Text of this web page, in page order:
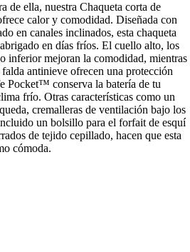
de ella, nuestra Chaqueta corta de
calor y comodidad. Diseñada con
en canales inclinados, esta chaqueta
en días fríos. El cuello alto, los
inferior mejoran la comodidad, mientras
antinieve ofrecen una protección
Pocket™ conserva la batería de tu
frío. Otras características como un
cremalleras de ventilación bajo los
un bolsillo para el forfait de esquí
de tejido cepillado, hacen que esta
cómoda.